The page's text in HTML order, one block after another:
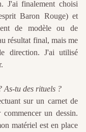
J'ai finalement choisi
Baron Rouge) et
de modèle ou de
résultat final, mais me
direction. J'ai utilisé
As-tu des rituels ?
sur un carnet de
un dessin.
matériel est en place